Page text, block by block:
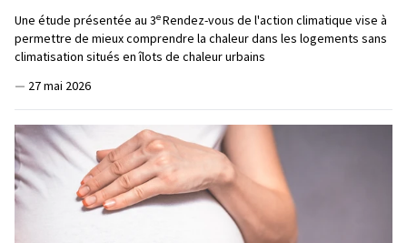
Une étude présentée au 3eRendez-vous de l'action climatique vise à
permettre de mieux comprendre la chaleur dans les logements sans
climatisation situés en îlots de chaleur urbains
— 27 mai 2026